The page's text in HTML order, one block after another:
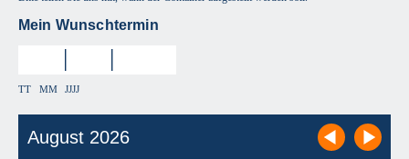
Mein Wunschtermin
TT MM JJJJ